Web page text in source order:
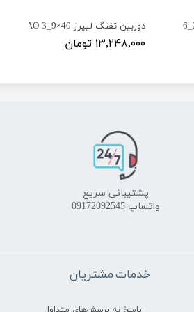
دوربین تفنگ لیپرز 40×9_AO 3
۱۳,۲۴۸,۰۰۰ تومان
پشتیبانی سریع
واتساپ 09172092545
خدمات مشتریان